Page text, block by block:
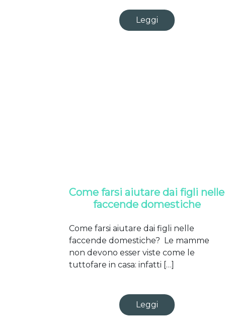
Leggi
Come farsi aiutare dai figli nelle
faccende domestiche
Come farsi aiutare dai figli nelle
faccende domestiche? Le mamme
non devono esser viste come le
tuttofare in casa: infatti […]
Leggi